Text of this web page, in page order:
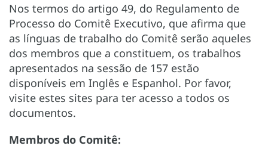
Nos termos do artigo 49, do Regulamento de
Processo do Comitê Executivo, que afirma que
as línguas de trabalho do Comitê serão aqueles
dos membros que a constituem, os trabalhos
apresentados na sessão de 157 estão
disponíveis em Inglês e Espanhol. Por favor,
visite estes sites para ter acesso a todos os
documentos.
Membros do Comitê: